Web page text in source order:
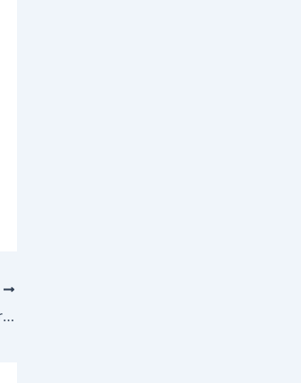
Can you use other pods in Nespresso Vertuo Plus?